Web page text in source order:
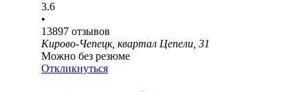
3.6
•
13897 отзывов
Кирово-Чепецк, квартал Цепели, 31
Можно без резюме
Откликнуться